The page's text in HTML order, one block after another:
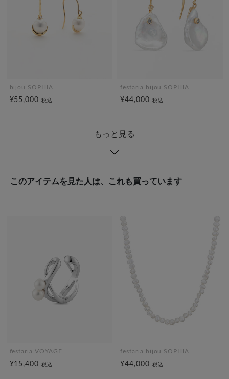
bijou SOPHIA
¥55,000税込
festaria bijou SOPHIA
¥44,000 税込
もっと見る
このアイテムを見た人は、これも買っています
festaria VOYAGE
¥15,400税込
festaria bijou SOPHIA
¥44,000 税込